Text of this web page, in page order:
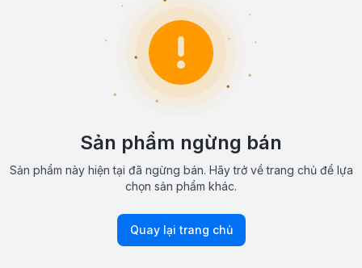
Sản phẩm ngừng bán
Sản phẩm này hiện tại đã ngừng bán. Hãy trở về trang chủ để lựa
chọn sản phẩm khác.
Quay lại trang chủ